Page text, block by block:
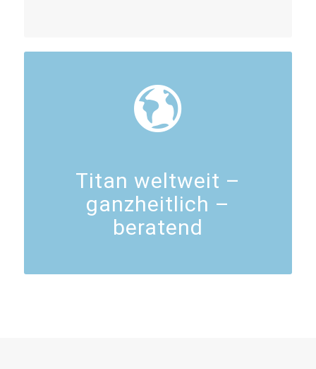
Titan weltweit –
ganzheitlich –
beratend